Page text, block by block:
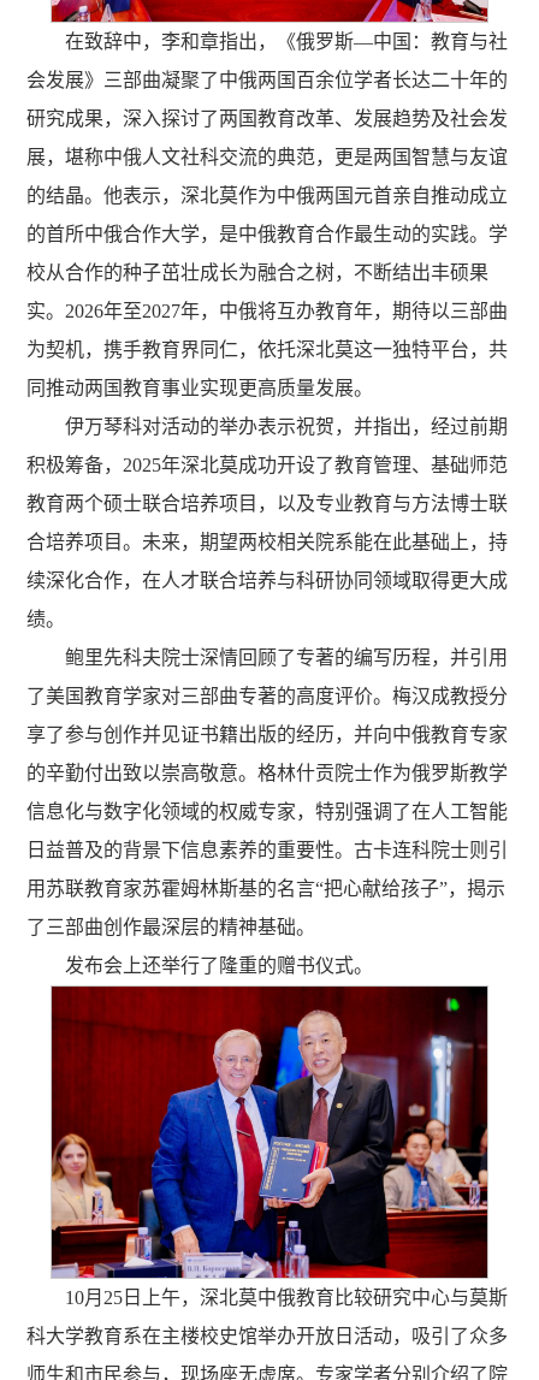
在致辞中，李和章指出，《俄罗斯—中国：教育与社
会发展》三部曲凝聚了中俄两国百余位学者长达二十年的
研究成果，深入探讨了两国教育改革、发展趋势及社会发
展，堪称中俄人文社科交流的典范，更是两国智慧与友谊
的结晶。他表示，深北莫作为中俄两国元首亲自推动成立
的首所中俄合作大学，是中俄教育合作最生动的实践。学
校从合作的种子茁壮成长为融合之树，不断结出丰硕果
实。2026年至2027年，中俄将互办教育年，期待以三部曲
为契机，携手教育界同仁，依托深北莫这一独特平台，共
同推动两国教育事业实现更高质量发展。
伊万琴科对活动的举办表示祝贺，并指出，经过前期
积极筹备，2025年深北莫成功开设了教育管理、基础师范
教育两个硕士联合培养项目，以及专业教育与方法博士联
合培养项目。未来，期望两校相关院系能在此基础上，持
续深化合作，在人才联合培养与科研协同领域取得更大成
绩。
鲍里先科夫院士深情回顾了专著的编写历程，并引用
了美国教育学家对三部曲专著的高度评价。梅汉成教授分
享了参与创作并见证书籍出版的经历，并向中俄教育专家
的辛勤付出致以崇高敬意。格林什贡院士作为俄罗斯教学
信息化与数字化领域的权威专家，特别强调了在人工智能
日益普及的背景下信息素养的重要性。古卡连科院士则引
用苏联教育家苏霍姆林斯基的名言“把心献给孩子”，揭示
了三部曲创作最深层的精神基础。
发布会上还举行了隆重的赠书仪式。
10月25日上午，深北莫中俄教育比较研究中心与莫斯
科大学教育系在主楼校史馆举办开放日活动，吸引了众多
师生和市民参与，现场座无虚席。专家学者分别介绍了院